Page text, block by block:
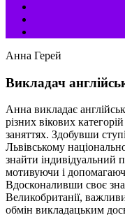
Анна Герей
Викладач
Анна викладає
різних вікових
заняттях. Здобувши
Львівському
знайти індивідуальний
мотивуючи і
Вдосконаливши своє
Великобританії,
обмін викладацьким